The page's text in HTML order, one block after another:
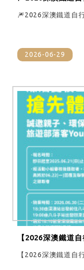
🎆2026深澳鐵道自
2026-06-29
【2026深澳鐵道
場】
【2026深澳鐵道自